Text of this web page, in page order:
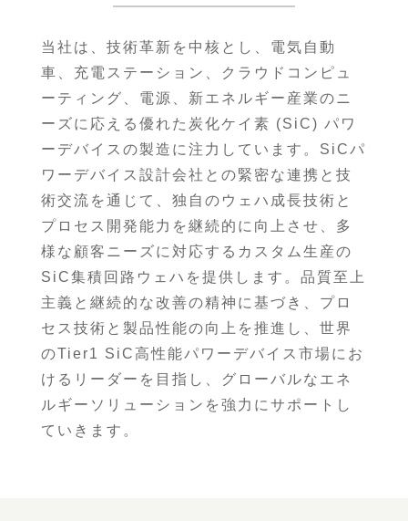
当社は、技術革新を中核とし、電気自動
車、充電ステーション、クラウドコンピュ
ーティング、電源、新エネルギー産業のニ
ーズに応える優れた炭化ケイ素 (SiC) パワ
ーデバイスの製造に注力しています。SiCパ
ワーデバイス設計会社との緊密な連携と技
術交流を通じて、独自のウェハ成長技術と
プロセス開発能力を継続的に向上させ、多
様な顧客ニーズに対応するカスタム生産の
SiC集積回路ウェハを提供します。品質至上
主義と継続的な改善の精神に基づき、プロ
セス技術と製品性能の向上を推進し、世界
のTier1 SiC高性能パワーデバイス市場にお
けるリーダーを目指し、グローバルなエネ
ルギーソリューションを強力にサポートし
ていきます。